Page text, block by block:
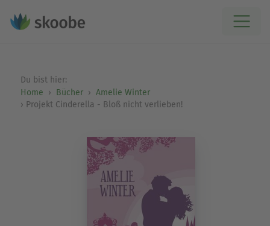
Du bist hier:
Home
Bücher
Amelie Winter
Projekt Cinderella - Bloß nicht verlieben!